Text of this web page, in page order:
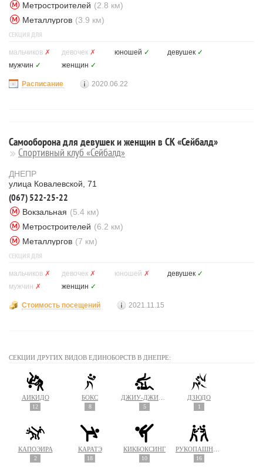
Метростроителей (2.8 км)
Металлургов (3.9 км)
СЕКЦИЯ ДЛЯ
мальчиков ✗ девочек ✗ юношей ✓ девушек ✓
мужчин ✓ женщин ✓
Расписание 2020.06.22
Самооборона для девушек и женщин в СК «Сейбалд»
Спортивный клуб «Сейбалд»
ДНЕПР
улица Ковалевской, 71
(067) 522-25-22
Вокзальная (5.4 км)
Метростроителей (6.2 км)
Металлургов (7 км)
СЕКЦИЯ ДЛЯ
мальчиков ✗ девочек ✗ юношей ✗ девушек ✓
мужчин ✗ женщин ✓
Стоимость посещений 2021.11.15
СЕКЦИИ ДРУГИХ ВИДОВ ЕДИНОБОРСТВ В ДНЕПРЕ:
АЙКИДО
12
БОКС
8 5
ДЗЮДО
1
КАПОЭЙРА
2
КАРАТЭ
18
КИКБОКСИНГ
10 16